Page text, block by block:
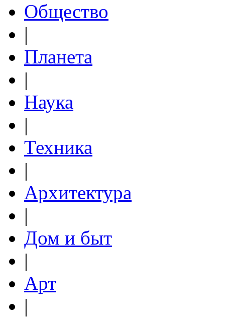
Общество
|
Планета
|
Наука
|
Техника
|
Архитектура
|
Дом и быт
|
Арт
|